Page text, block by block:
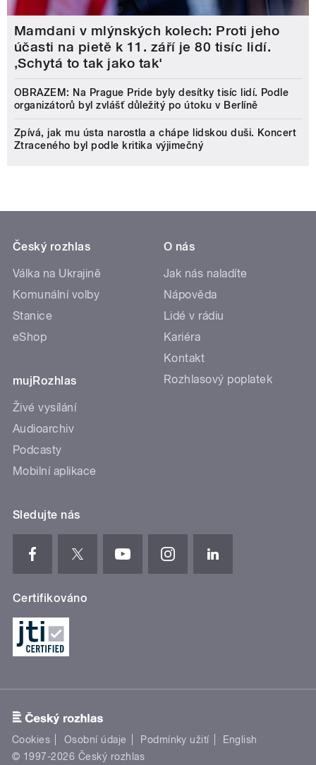
Mamdani v mlýnských kolech: Proti jeho
účasti na pietě k 11. září je 80 tisíc lidí.
‚Schytá to tak jako tak'
OBRAZEM: Na Prague Pride byly desítky tisíc lidí. Podle
organizátorů byl zvlášť důležitý po útoku v Berlíně
Zpívá, jak mu ústa narostla a chápe lidskou duši. Koncert
Ztraceného byl podle kritika výjimečný
Český rozhlas
Válka na Ukrajině
Komunální volby
Stanice
eShop
mujRozhlas
Živé vysílání
Audioarchiv
Podcasty
Mobilní aplikace
O nás
Jak nás naladíte
Nápověda
Lidé v rádiu
Kariéra
Kontakt
Rozhlasový poplatek
Sledujte nás
Certifikováno
Cookies Osobní údaje Podmínky užití
English
© 1997-2026 Český rozhlas